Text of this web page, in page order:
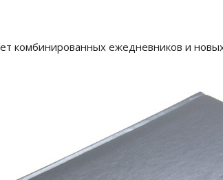
комбинированных ежедневников и